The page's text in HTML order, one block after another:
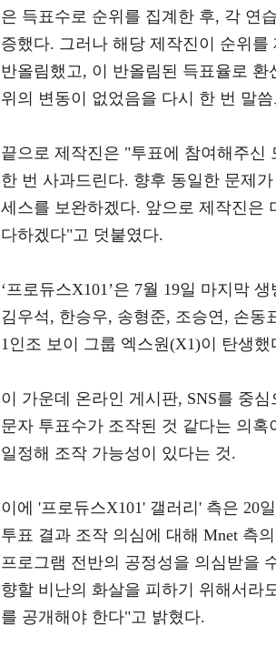
은 득표수로 순위를 집계한 후, 각 연
증했다. 그러나 해당 제작진이 순위
반올림했고, 이 반올림된 득표율로
위의 변동이 없었음을 다시 한 번 말
끝으로 제작진은 "투표에 참여해주신
한 번 사과드린다. 향후 동일한 문제
세스를 보완하겠다. 앞으로 제작진은
다하겠다"고 덧붙였다.
‘프로듀스X101’은 7월 19일 마지막
김우석, 한승우, 송형준, 조승연, 손동
1인조 보이 그룹 엑스원(X1)이 탄생했
이 가운데 온라인 게시판, SNS를 중
문자 투표수가 조작된 것 같다는 의
일정해 조작 가능성이 있다는 것.
이에 '프로듀스X101' 갤러리' 측은 20
투표 결과 조작 의심에 대해 Mnet 측
프로그램 전반의 공정성을 의심받을
향할 비난의 화살을 피하기 위해서라
를 공개해야 한다"고 밝혔다.